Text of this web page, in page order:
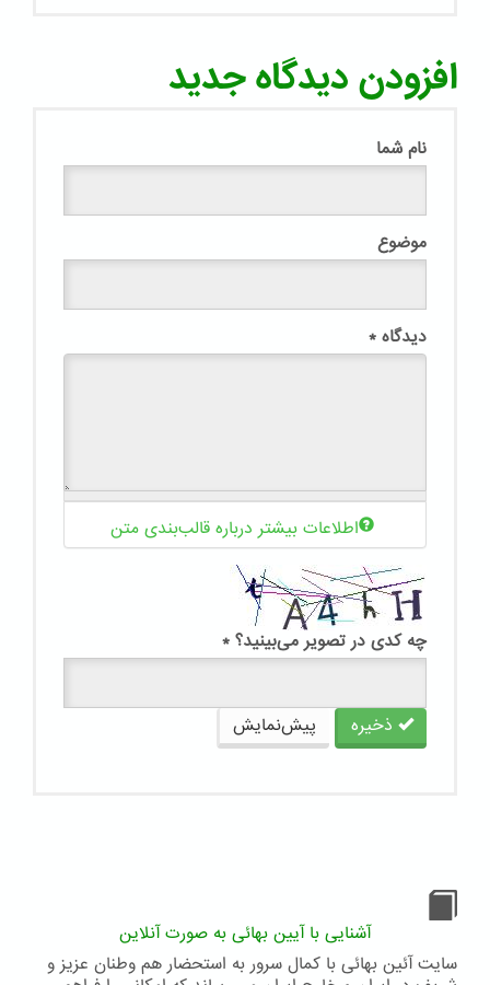
افزودن دیدگاه جدید
نام شما
موضوع
دیدگاه *
اطلاعات بیشتر درباره قالب‌بندی متن
چه کدی در تصویر می‌بینید؟ *
ذخیره پیش‌نمایش
آشنایی با آیین بهائی به صورت آنلاین
سایت آئین بهائی با کمال سرور به استحضار هم وطنان عزیز و